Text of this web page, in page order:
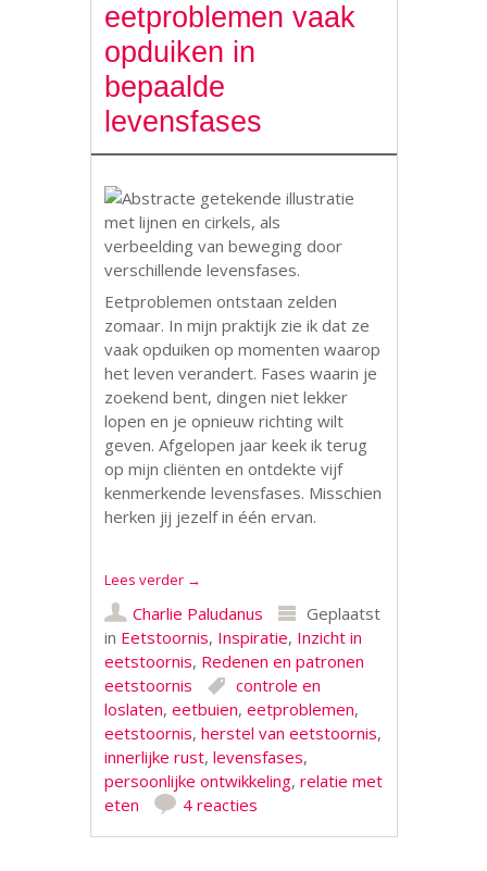
eetproblemen vaak
opduiken in
bepaalde
levensfases
Eetproblemen ontstaan zelden
zomaar. In mijn praktijk zie ik dat ze
vaak opduiken op momenten waarop
het leven verandert. Fases waarin je
zoekend bent, dingen niet lekker
lopen en je opnieuw richting wilt
geven. Afgelopen jaar keek ik terug
op mijn cliënten en ontdekte vijf
kenmerkende levensfases. Misschien
herken jij jezelf in één ervan.
Lees verder →
Charlie Paludanus
Geplaatst
in Eetstoornis, Inspiratie, Inzicht in
eetstoornis, Redenen en patronen
eetstoornis
controle en
loslaten,eetbuien,eetproblemen,
eetstoornis,herstel van eetstoornis,
innerlijke rust,levensfases,
persoonlijke ontwikkeling,relatie met
eten
4 reacties